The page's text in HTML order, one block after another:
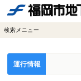
検索メニュー
運行情報